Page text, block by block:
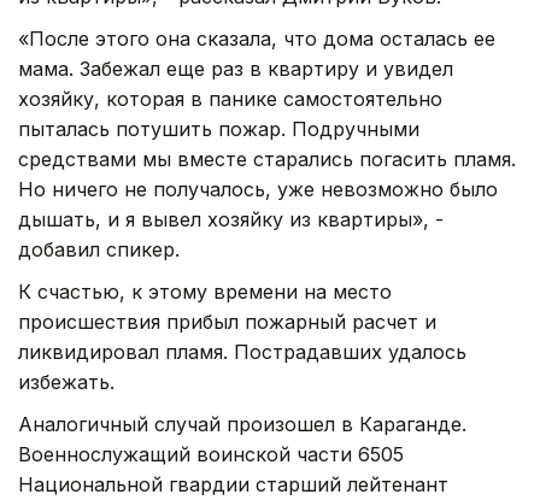
«После этого она сказала, что дома осталась ее
мама. Забежал еще раз в квартиру и увидел
хозяйку, которая в панике самостоятельно
пыталась потушить пожар. Подручными
средствами мы вместе старались погасить пламя.
Но ничего не получалось, уже невозможно было
дышать, и я вывел хозяйку из квартиры», -
добавил спикер.
К счастью, к этому времени на место
происшествия прибыл пожарный расчет и
ликвидировал пламя. Пострадавших удалось
избежать.
Аналогичный случай произошел в Караганде.
Военнослужащий воинской части 6505
Национальной гвардии старший лейтенант